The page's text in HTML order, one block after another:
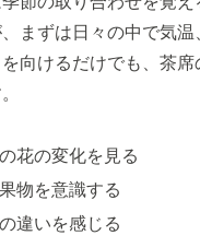
まずは日々の中で気温
向けるだけでも、茶席
花の変化を見る
物を意識する
違いを感じる